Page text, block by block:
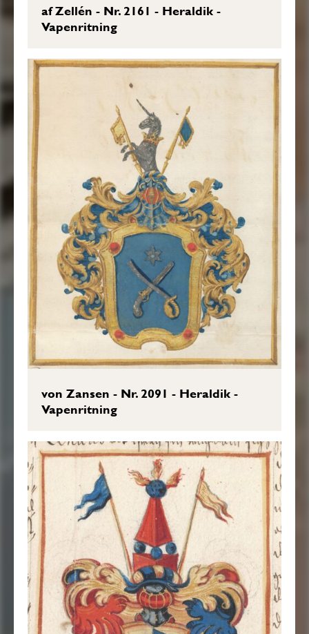
af Zellén - Nr. 2161 - Heraldik -
Vapenritning
von Zansen - Nr. 2091 - Heraldik -
Vapenritning